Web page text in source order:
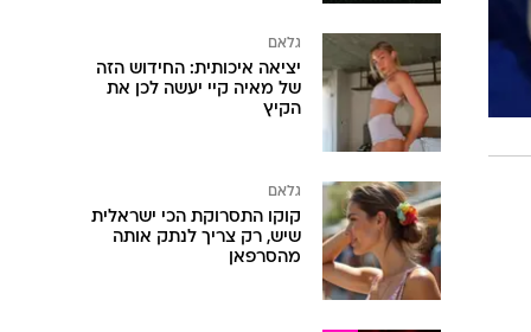
גלאם
יציאה איכותית: החידוש הזה
של מאיה קיי יעשה לכן את
הקיץ
גלאם
קוקו התסרוקת הכי ישראלית
שיש, רק צריך לנתק אותה
מהסרפאן